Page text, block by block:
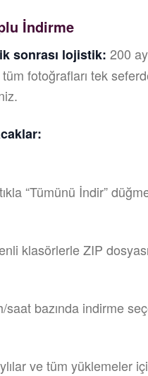
İndirme
sonrası lojistik: 200
fotoğrafları tek
“Tümünü İndir”
klasörlerle ZIP dosyası
saat bazında indirme
ve tüm yüklemeler